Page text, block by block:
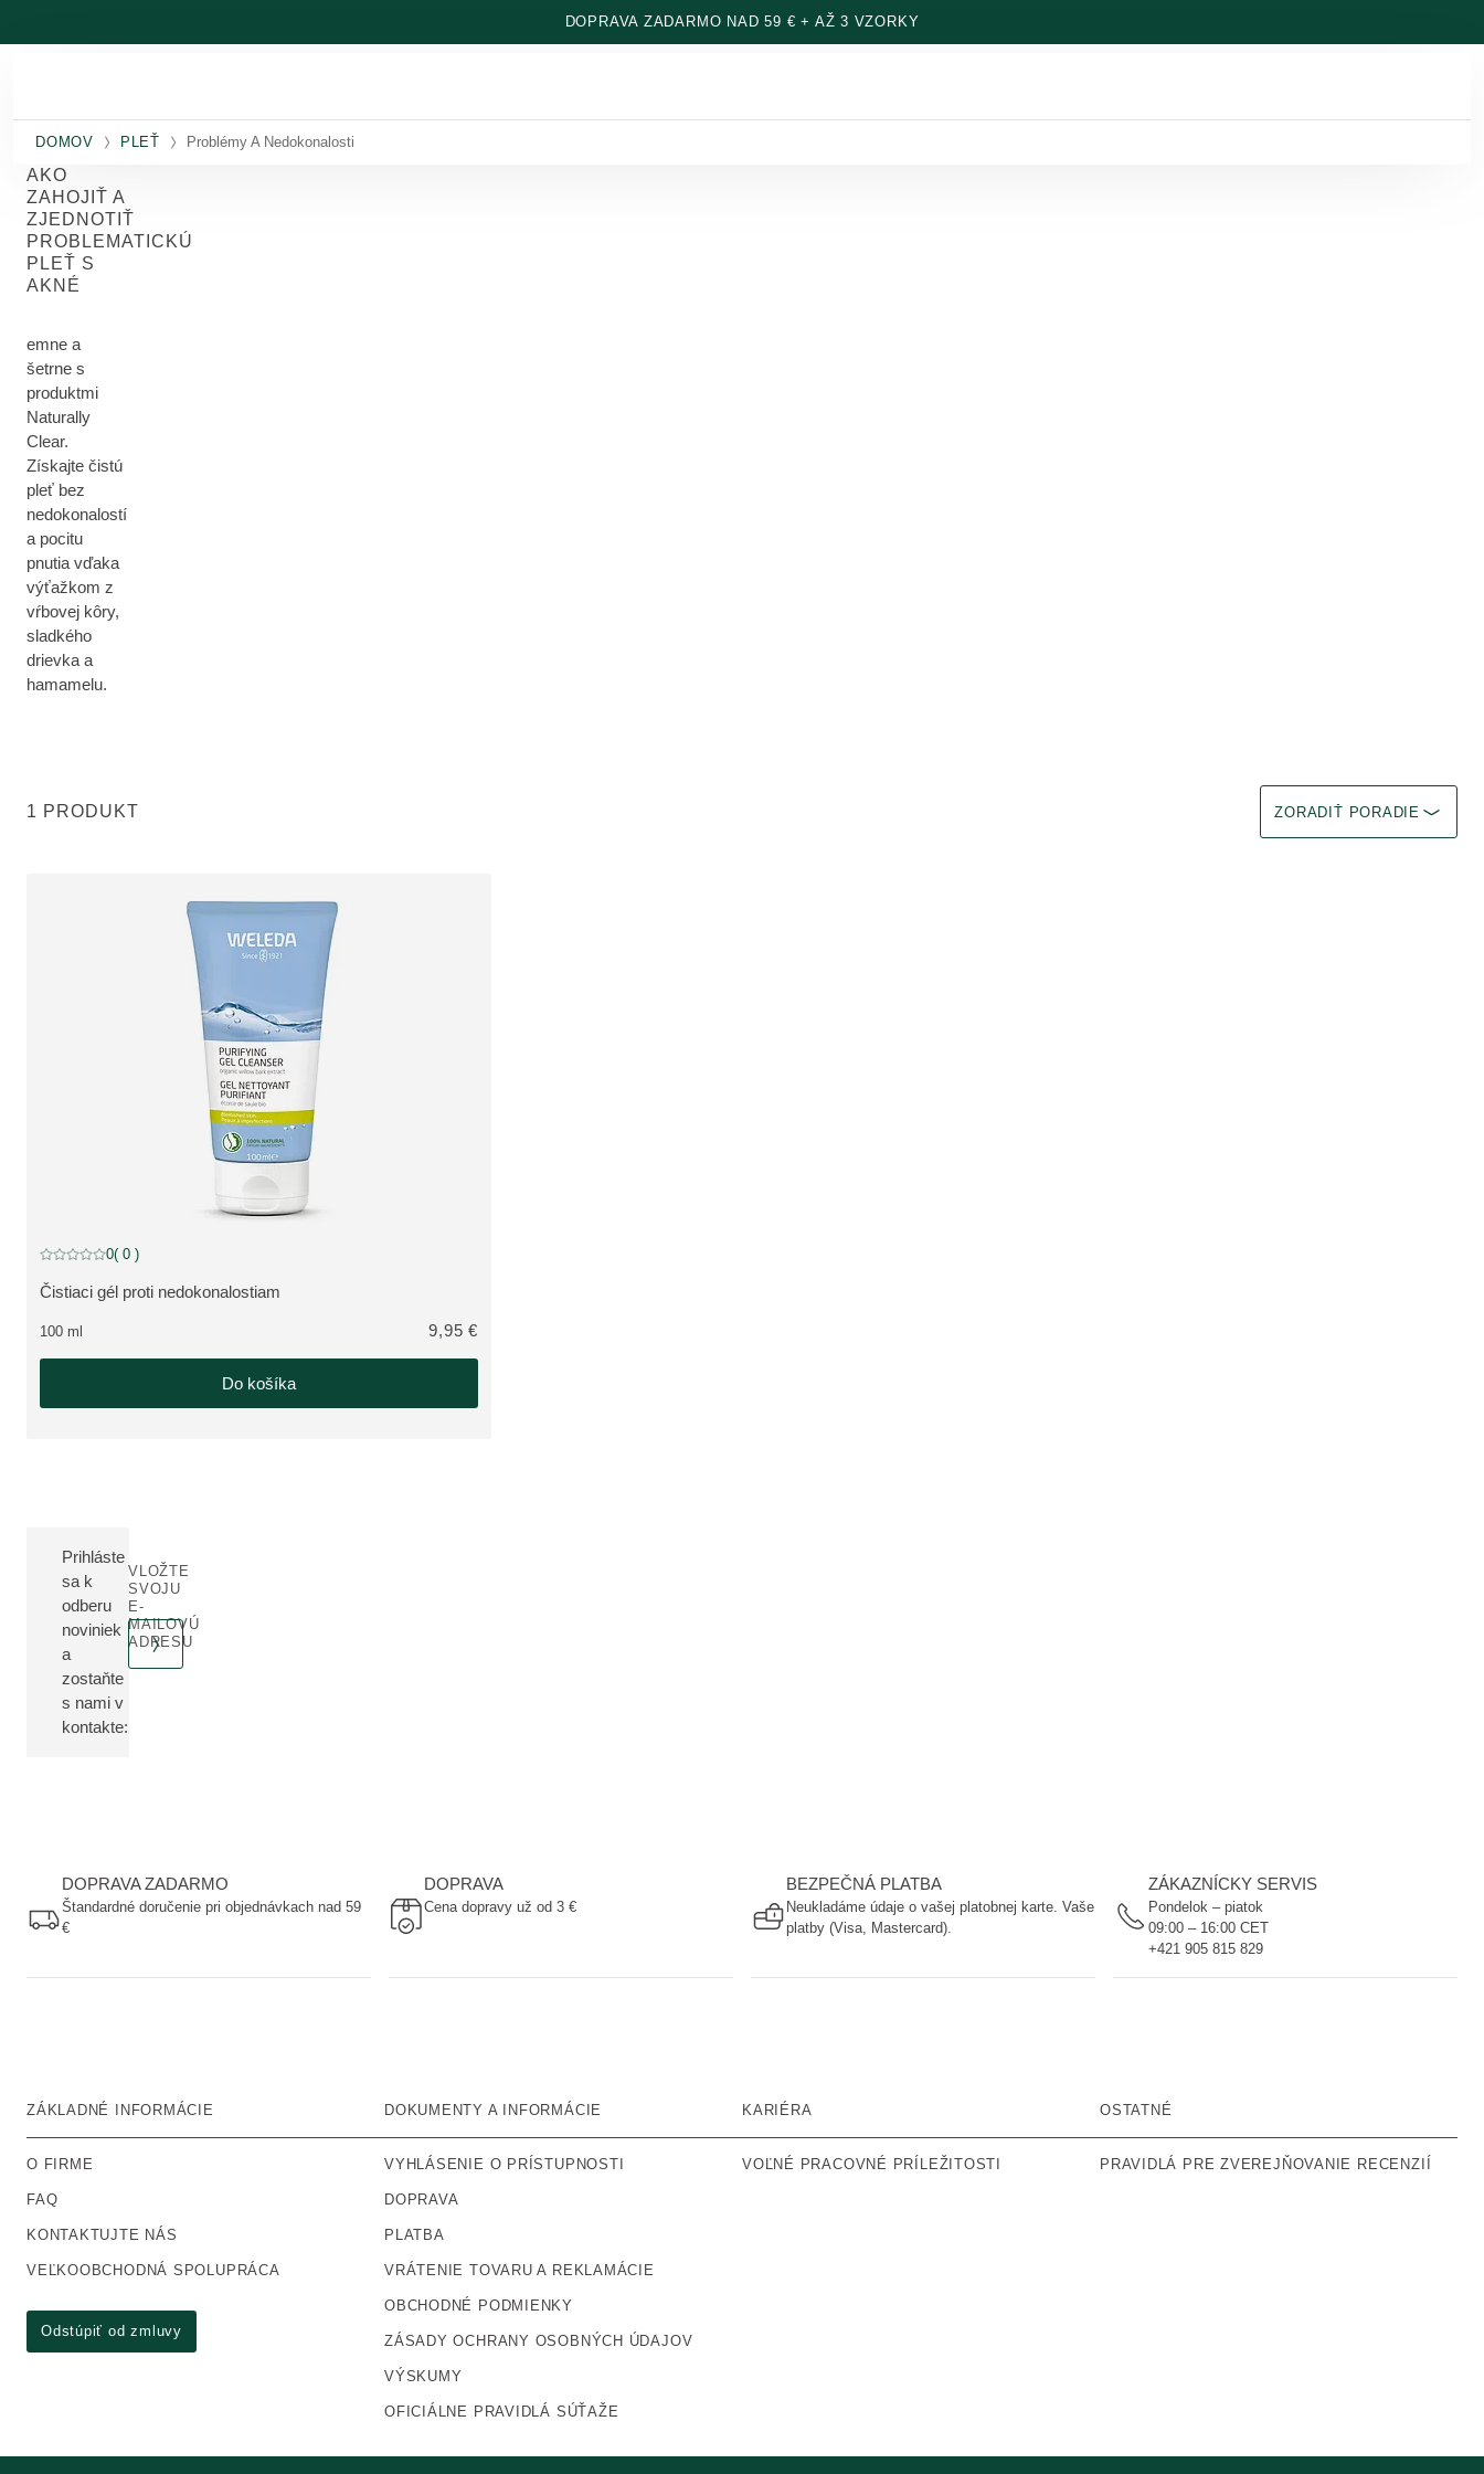
DOPRAVA ZADARMO NAD 59 € + AŽ 3 VZORKY
DOMOV PLEŤ Problémy A Nedokonalosti
AKO
ZAHOJIŤ A
ZJEDNOTIŤ
PROBLEMATICKÚ
PLEŤ S
AKNÉ
emne a
šetrne s
produktmi
Naturally
Clear.
Získajte čistú
pleť bez
nedokonalostí
a pocitu
pnutia vďaka
výťažkom z
vŕbovej kôry,
sladkého
drievka a
hamamelu.
1 PRODUKT ZORADIŤ PORADIE
ZOBRAZIŤ PRODUKT:
Čistiaci gél proti nedokonalostiam
Aktuálne hodnotenie: 0 z 5 hviezdičiek hodnotené 0 zákazníkmi
0( 0 )
100 ml 9,95 €
Do košíka
Prihláste
sa k
odberu
noviniek
a
zostaňte
s nami v
kontakte:
VLOŽTE
SVOJU
E-
MAILOVÚ
ADRESU
DOPRAVA ZADARMO
Štandardné doručenie pri objednávkach nad 59
€
DOPRAVA
Cena dopravy už od 3 €
BEZPEČNÁ PLATBA
Neukladáme údaje o vašej platobnej karte. Vaše
platby (Visa, Mastercard).
ZÁKAZNÍCKY SERVIS
Pondelok – piatok
09:00 – 16:00 CET
+421 905 815 829
ZÁKLADNÉ INFORMÁCIE
O FIRME
FAQ
KONTAKTUJTE NÁS
VEĽKOOBCHODNÁ SPOLUPRÁCA
Odstúpiť od zmluvy
DOKUMENTY A INFORMÁCIE
VYHLÁSENIE O PRÍSTUPNOSTI
DOPRAVA
PLATBA
VRÁTENIE TOVARU A REKLAMÁCIE
OBCHODNÉ PODMIENKY
ZÁSADY OCHRANY OSOBNÝCH ÚDAJOV
VÝSKUMY
OFICIÁLNE PRAVIDLÁ SÚŤAŽE
KARIÉRA
VOĽNÉ PRACOVNÉ PRÍLEŽITOSTI
OSTATNÉ
PRAVIDLÁ PRE ZVEREJŇOVANIE RECENZIÍ